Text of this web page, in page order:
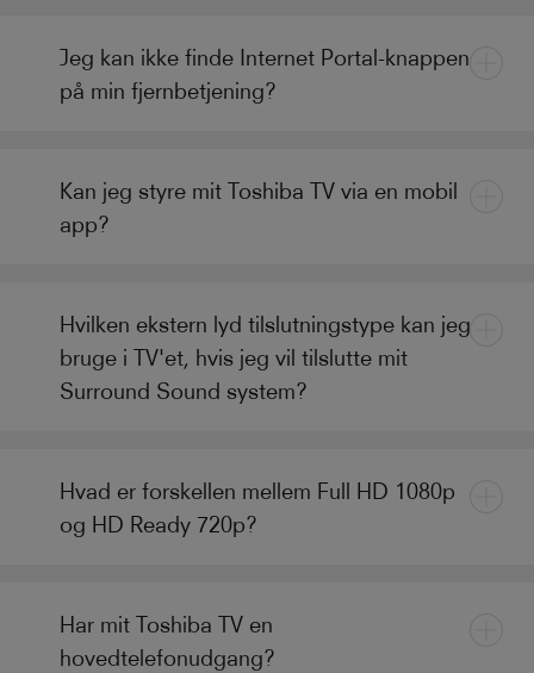
Jeg kan ikke finde Internet Portal-knappen
på min fjernbetjening?
Kan jeg styre mit Toshiba TV via en mobil
app?
Hvilken ekstern lyd tilslutningstype kan jeg
bruge i TV'et, hvis jeg vil tilslutte mit
Surround Sound system?
Hvad er forskellen mellem Full HD 1080p
og HD Ready 720p?
Har mit Toshiba TV en
hovedtelefonudgang?